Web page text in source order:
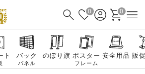
0 0
ト バック
パネル
のぼり旗 ポスター
フレーム
安全用品 販